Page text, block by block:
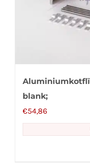
blank;
€54,86